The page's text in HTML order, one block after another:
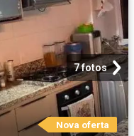
7 fotos
Nova oferta